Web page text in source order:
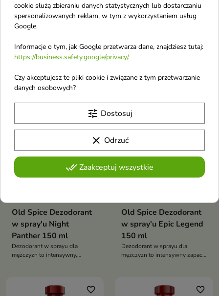
w spray'u Rockstar 150
ml
mężczyzn to odświeżający
dezodorant zapewniający
zapachem nawet do 48 godzin.
Dodaje energii i pewności siebie
dzięki świeżej, cytrusowej
kompozycji zapachowej
w spray'u Restart 150
ml
mężczyzn to odświeżający
zapachem nawet do 48 godzin.
Dodaje energii i pewności siebie
dzięki świeżej, cytrusowej
kompozycji zapachowej
favorite_border
Old Spice Dezodorant
w spray'u Night
Panther 150 ml
Dezodorant w sprayu dla
mężczyzn to intensywny,
Old Spice Dezodorant
w spray'u Epic Legend
150 ml
Dezodorant w sprayu dla
mężczyzn to intensywny zapach
męską kompozycją zapachową
favorite_border favorite_border
cookie służą zbieraniu danych statystycznych lub dostarczaniu
spersonalizowanych reklam, w tym z wykorzystaniem usług
Google.
Informacje o tym, jak Google przetwarza dane, znajdziesz tutaj:
https://business.safety.google/privacy/.
Czy akceptujesz te pliki cookie i związane z tym przetwarzanie
danych osobowych?
tune Dostosuj
clear Odrzuć
done_allZaakceptuj wszystkie